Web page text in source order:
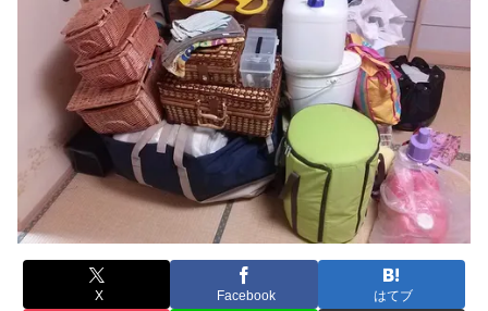
X Facebook はてブ